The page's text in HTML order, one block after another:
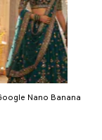
Nano Banana